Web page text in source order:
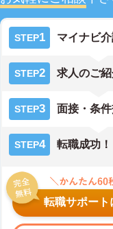
STEP1 マイナビ
STEP2 求人のご
STEP3 面接・条
STEP4 転職成功！
転職サポート